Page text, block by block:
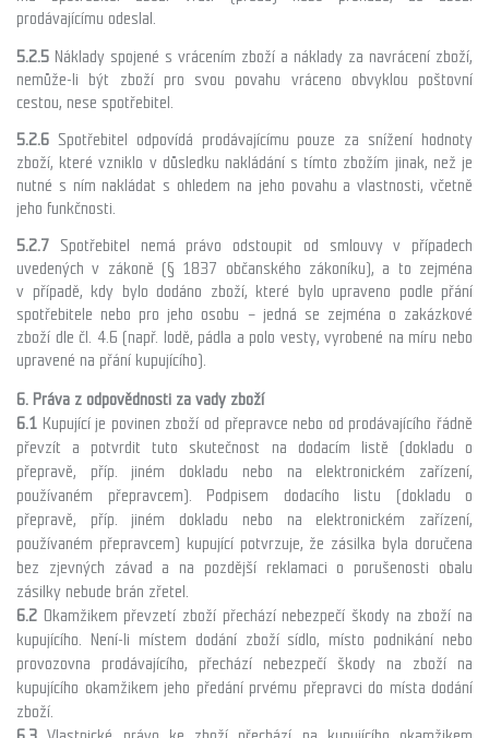
prodávajícímu odeslal.
5.2.5 Náklady spojené s vrácením zboží a náklady za navrácení zboží,
nemůže-li být zboží pro svou povahu vráceno obvyklou poštovní
cestou, nese spotřebitel.
5.2.6 Spotřebitel odpovídá prodávajícímu pouze za snížení hodnoty
zboží, které vzniklo v důsledku nakládání s tímto zbožím jinak, než je
nutné s ním nakládat s ohledem na jeho povahu a vlastnosti, včetně
jeho funkčnosti.
5.2.7 Spotřebitel nemá právo odstoupit od smlouvy v případech
uvedených v zákoně (§ 1837 občanského zákoníku), a to zejména
v případě, kdy bylo dodáno zboží, které bylo upraveno podle přání
spotřebitele nebo pro jeho osobu – jedná se zejména o zakázkové
zboží dle čl. 4.6 (např. lodě, pádla a polo vesty, vyrobené na míru nebo
upravené na přání kupujícího).
6. Práva z odpovědnosti za vady zboží
6.1 Kupující je povinen zboží od přepravce nebo od prodávajícího řádně
převzít a potvrdit tuto skutečnost na dodacím listě (dokladu o
přepravě, příp. jiném dokladu nebo na elektronickém zařízení,
používaném přepravcem). Podpisem dodacího listu (dokladu o
přepravě, příp. jiném dokladu nebo na elektronickém zařízení,
používaném přepravcem) kupující potvrzuje, že zásilka byla doručena
bez zjevných závad a na pozdější reklamaci o porušenosti obalu
zásilky nebude brán zřetel.
6.2 Okamžikem převzetí zboží přechází nebezpečí škody na zboží na
kupujícího. Není-li místem dodání zboží sídlo, místo podnikání nebo
provozovna prodávajícího, přechází nebezpečí škody na zboží na
kupujícího okamžikem jeho předání prvému přepravci do místa dodání
zboží.